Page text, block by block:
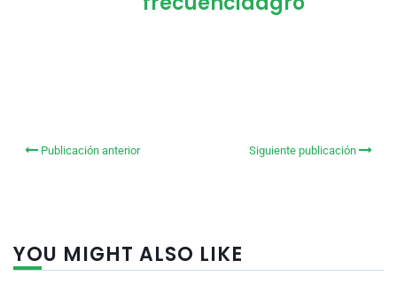
Publicación anterior Siguiente publicación
YOU MIGHT ALSO LIKE